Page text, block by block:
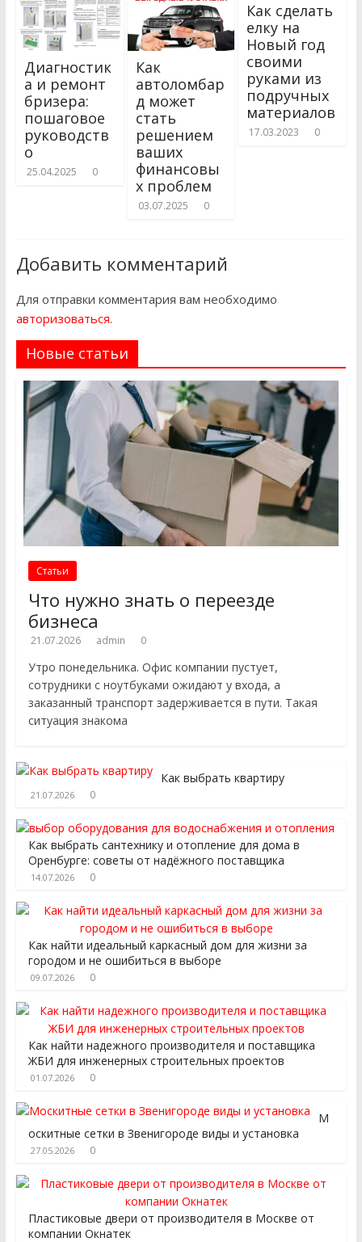
Диагностик
а и ремонт
бризера:
пошаговое
руководств
о
25.04.2025 0
Как
автоломбар
д может
стать
решением
ваших
финансовы
х проблем
03.07.2025 0
Как сделать
елку на
Новый год
своими
руками из
подручных
материалов
17.03.2023 0
Добавить комментарий
Для отправки комментария вам необходимо
авторизоваться.
Новые статьи
Статьи
Что нужно знать о переезде
бизнеса
21.07.2026 admin 0
Утро понедельника. Офис компании пустует,
сотрудники с ноутбуками ожидают у входа, а
заказанный транспорт задерживается в пути. Такая
ситуация знакома
Как выбрать квартиру
21.07.2026 0
Как выбрать сантехнику и отопление для дома в
Оренбурге: советы от надёжного поставщика
14.07.2026 0
Как найти идеальный каркасный дом для жизни за
городом и не ошибиться в выборе
09.07.2026 0
Как найти надежного производителя и поставщика
ЖБИ для инженерных строительных проектов
01.07.2026 0
М
оскитные сетки в Звенигороде виды и установка
27.05.2026 0
Пластиковые двери от производителя в Москве от
компании Окнатек